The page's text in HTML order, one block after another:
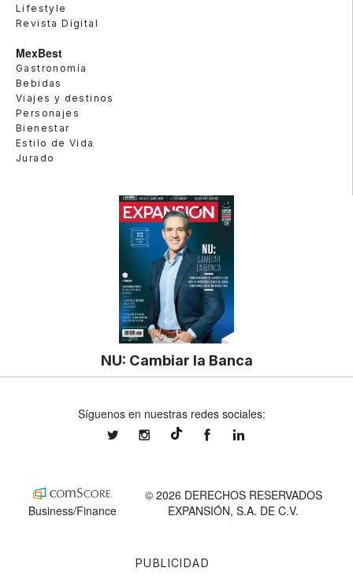
Lifestyle
Revista Digital
MexBest
Gastronomía
Bebidas
Viajes y destinos
Personajes
Bienestar
Estilo de Vida
Jurado
NU: Cambiar la Banca
PUBLICIDAD
Síguenos en nuestras redes sociales:
expansionmxexpansionmx ExpansionMex
Business/Finance
© 2026 DERECHOS RESERVADOS
EXPANSIÓN, S.A. DE C.V.